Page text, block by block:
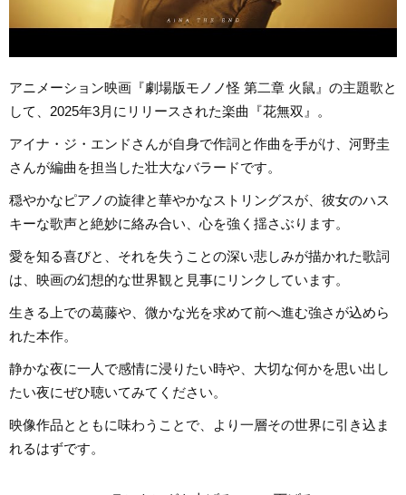
アニメーション映画『劇場版モノノ怪 第二章 火鼠』の主題歌と
して、2025年3月にリリースされた楽曲『花無双』。
アイナ・ジ・エンドさんが自身で作詞と作曲を手がけ、河野圭
さんが編曲を担当した壮大なバラードです。
穏やかなピアノの旋律と華やかなストリングスが、彼女のハス
キーな歌声と絶妙に絡み合い、心を強く揺さぶります。
愛を知る喜びと、それを失うことの深い悲しみが描かれた歌詞
は、映画の幻想的な世界観と見事にリンクしています。
生きる上での葛藤や、微かな光を求めて前へ進む強さが込めら
れた本作。
静かな夜に一人で感情に浸りたい時や、大切な何かを思い出し
たい夜にぜひ聴いてみてください。
映像作品とともに味わうことで、より一層その世界に引き込ま
れるはずです。